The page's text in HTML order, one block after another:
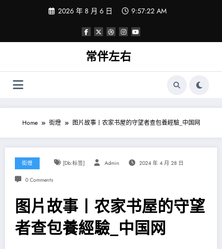
2026 年 8 月 6 日 9:57:22 AM
常伴左右
Home 街燈 图片故事丨农家书屋的守望者查包養經驗_中国网
街燈 [db:标签] Admin 2024 年 4 月 28 日
0 Comments
图片故事丨农家书屋的守望
者查包養經驗_中国网